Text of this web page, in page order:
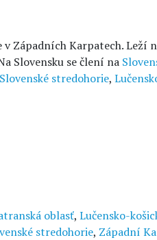
Západních Karpatech. Leží
Slovensku se člení na
Slovenské stredohorie,
oblasť, Lučensko-
stredohorie, Západní